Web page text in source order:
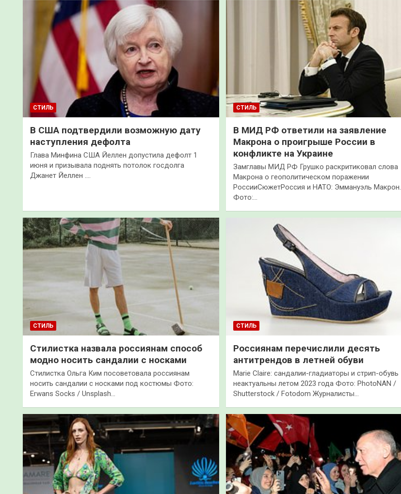
СТИЛЬ
В США подтвердили возможную дату
наступления дефолта
Глава Минфина США Йеллен допустила дефолт 1
июня и призывала поднять потолок госдолга
Джанет Йеллен .…
СТИЛЬ
В МИД РФ ответили на заявление
Макрона о проигрыше России в
конфликте на Украине
Замглавы МИД РФ Грушко раскритиковал слова
Макрона о геополитическом поражении
РоссииСюжетРоссия и НАТО: Эммануэль Макрон.
Фото:…
СТИЛЬ
Стилистка назвала россиянам способ
модно носить сандалии с носками
Стилистка Ольга Ким посоветовала россиянам
носить сандалии с носками под костюмы Фото:
Erwans Socks / Unsplash…
СТИЛЬ
Россиянам перечислили десять
антитрендов в летней обуви
Marie Claire: сандалии-гладиаторы и стрип-обувь
неактуальны летом 2023 года Фото: PhotoNAN /
Shutterstock / Fotodom Журналисты…